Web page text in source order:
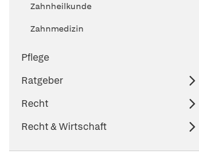
Zahnheilkunde
Zahnmedizin
Pflege
Ratgeber
Recht
Recht & Wirtschaft